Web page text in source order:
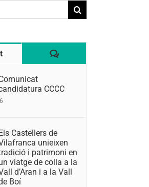
Comentaris
CCCC
Castellers de
unieixen
i patrimoni en
viatge de colla a la
d’Aran i a la Vall
Boí